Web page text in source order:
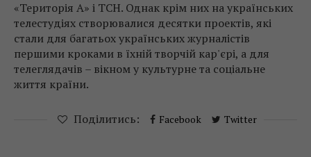
«Територія А» і ТСН. Однак крім них на українських
телестудіях створювалися десятки проектів, які
стали для багатьох українських журналістів
першими кроками в їхній творчій кар'єрі, а для
телеглядачів – вікном у культурне та соціальне
життя країни.
Поділитись: Facebook Twitter